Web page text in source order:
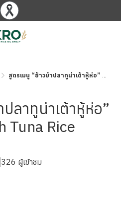
สูตรเมนู “ข้าวยำปลาทูน่าเต้าหู้ห่อ” Tofu Wrap with Tuna Rice Salad
ลาทูน่าเต้าหู้ห่อ”
Tuna Rice
326 ผู้เข้าชม